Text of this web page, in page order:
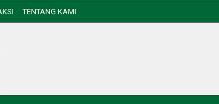
TENTANG KAMI